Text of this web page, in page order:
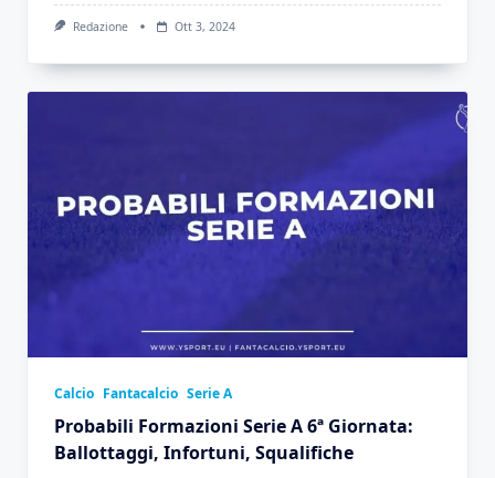
Redazione Ott 3, 2024
Calcio Fantacalcio Serie A
Probabili Formazioni Serie A 6ª Giornata:
Ballottaggi, Infortuni, Squalifiche